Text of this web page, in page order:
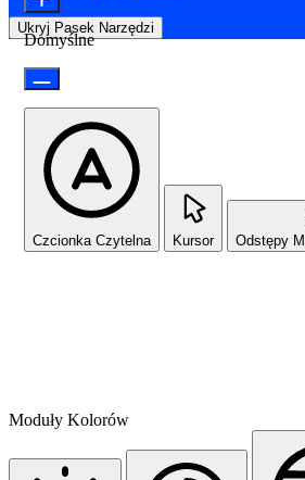
Ukryj Pasek Narzędzi
Domyślne
Czcionka Czytelna Kursor Odstępy
Moduły Kolorów